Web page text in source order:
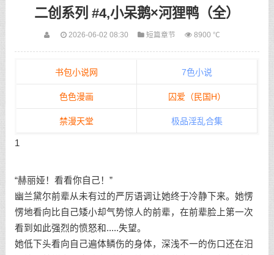
二创系列 #4,小呆鹅×河狸鸭（全）
2026-06-02 08:30 短篇章节 8900 ℃
书包小说网 7色小说
色色漫画 囚爱（民国H）
禁漫天堂 极品淫乱合集
1
“赫丽娅！看看你自己！”
幽兰黛尔前辈从未有过的严厉语调让她终于冷静下来。她愣
愣地看向比自己矮小却气势惊人的前辈，在前辈脸上第一次
看到如此强烈的愤怒和.....失望。
她低下头看向自己遍体鳞伤的身体，深浅不一的伤口还在汨